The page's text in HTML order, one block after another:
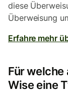
diese
Überweisung
Erfahre mehr
Für
Wise eine